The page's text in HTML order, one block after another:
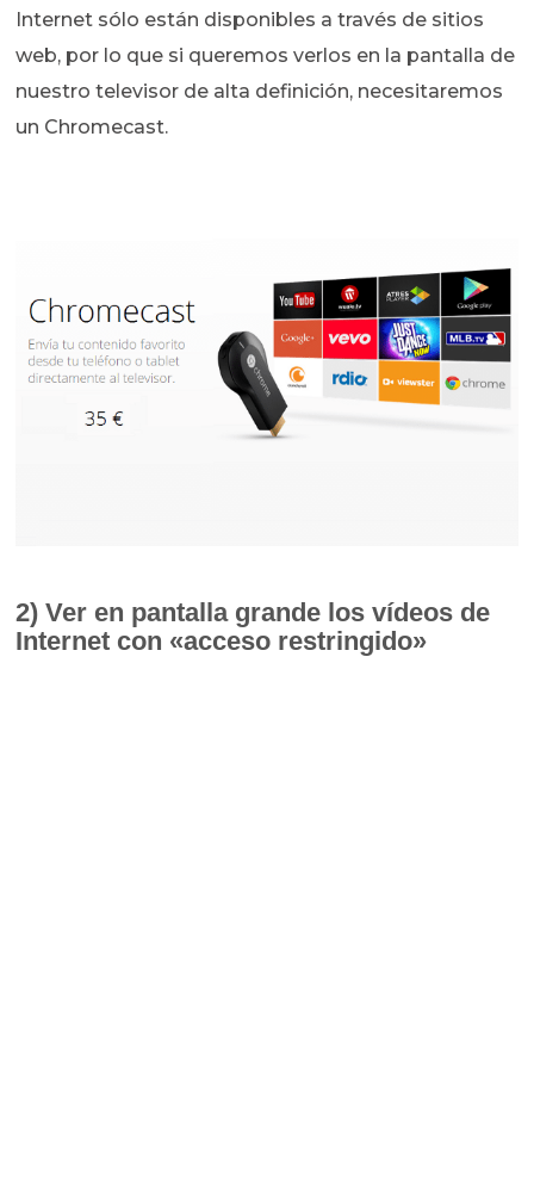
Internet sólo están disponibles a través de sitios
web, por lo que si queremos verlos en la pantalla de
nuestro televisor de alta definición, necesitaremos
un Chromecast.
2) Ver en pantalla grande los vídeos de
Internet con «acceso restringido»